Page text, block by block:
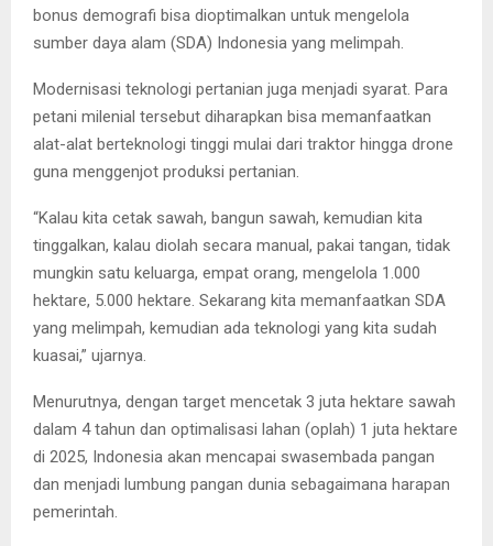
bonus demografi bisa dioptimalkan untuk mengelola
sumber daya alam (SDA) Indonesia yang melimpah.
Modernisasi teknologi pertanian juga menjadi syarat. Para
petani milenial tersebut diharapkan bisa memanfaatkan
alat-alat berteknologi tinggi mulai dari traktor hingga drone
guna menggenjot produksi pertanian.
“Kalau kita cetak sawah, bangun sawah, kemudian kita
tinggalkan, kalau diolah secara manual, pakai tangan, tidak
mungkin satu keluarga, empat orang, mengelola 1.000
hektare, 5.000 hektare. Sekarang kita memanfaatkan SDA
yang melimpah, kemudian ada teknologi yang kita sudah
kuasai,” ujarnya.
Menurutnya, dengan target mencetak 3 juta hektare sawah
dalam 4 tahun dan optimalisasi lahan (oplah) 1 juta hektare
di 2025, Indonesia akan mencapai swasembada pangan
dan menjadi lumbung pangan dunia sebagaimana harapan
pemerintah.